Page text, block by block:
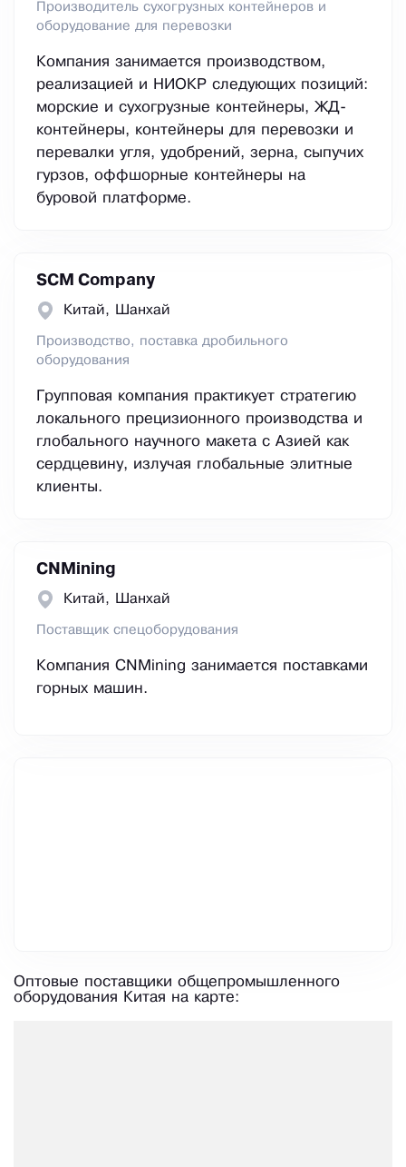
Производитель сухогрузных контейнеров и
оборудование для перевозки
Компания занимается производством,
реализацией и НИОКР следующих позиций:
морские и сухогрузные контейнеры, ЖД-
контейнеры, контейнеры для перевозки и
перевалки угля, удобрений, зерна, сыпучих
гурзов, оффшорные контейнеры на
буровой платформе.
SCM Company
Китай, Шанхай
Производство, поставка дробильного
оборудования
Групповая компания практикует стратегию
локального прецизионного производства и
глобального научного макета с Азией как
сердцевину, излучая глобальные элитные
клиенты.
CNMining
Китай, Шанхай
Поставщик спецоборудования
Компания CNMining занимается поставками
горных машин.
Оптовые поставщики общепромышленного
оборудования Китая на карте: